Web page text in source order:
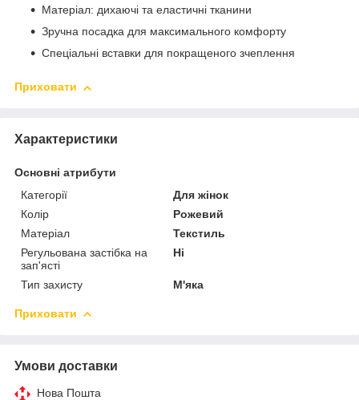
Матеріал: дихаючі та еластичні тканини
Зручна посадка для максимального комфорту
Спеціальні вставки для покращеного зчеплення
Приховати
Характеристики
Основні атрибути
Категорії
Для жінок
Колір
Рожевий
Матеріал
Текстиль
Регульована застібка на
зап'ясті
Ні
Тип захисту М'яка
Приховати
Умови доставки
Нова Пошта